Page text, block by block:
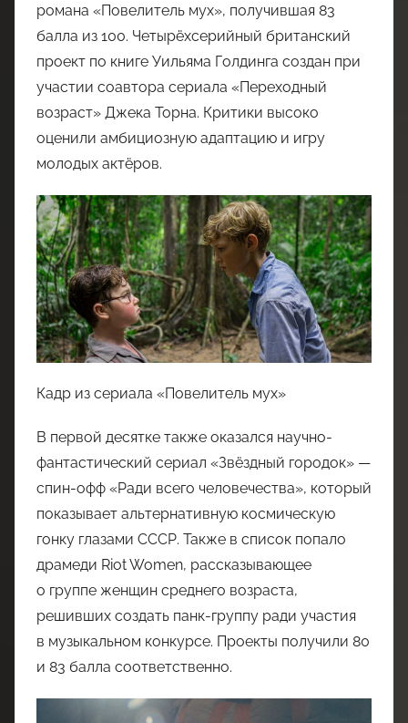
романа «Повелитель мух», получившая 83
балла из 100. Четырёхсерийный британский
проект по книге Уильяма Голдинга создан при
участии соавтора сериала «Переходный
возраст» Джека Торна. Критики высоко
оценили амбициозную адаптацию и игру
молодых актёров.
Кадр из сериала «Повелитель мух»
В первой десятке также оказался научно-
фантастический сериал «Звёздный городок» —
спин-офф «Ради всего человечества», который
показывает альтернативную космическую
гонку глазами СССР. Также в список попало
драмеди Riot Women, рассказывающее
о группе женщин среднего возраста,
решивших создать панк-группу ради участия
в музыкальном конкурсе. Проекты получили 80
и 83 балла соответственно.